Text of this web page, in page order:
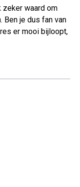
zeker waard om
Ben je dus fan van
er mooi bijloopt,